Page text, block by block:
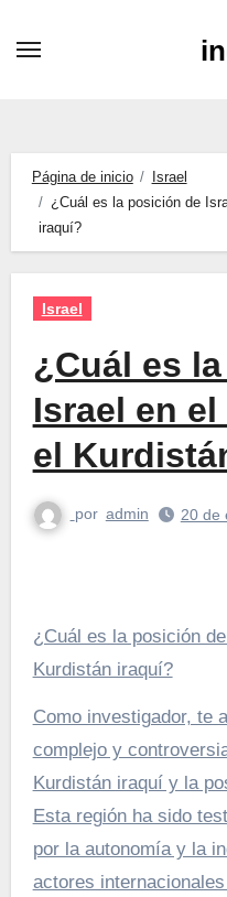
Página de inicio
Israel
¿Cuál es la posición de
iraquí?
Israel
¿Cuál es
Israel en
el
por admin 20 de
¿Cuál es la posición
Kurdistán iraquí?
Como investigador, te
complejo y
Kurdistán iraquí y la
Esta región ha sido
por la autonomía y la
actores